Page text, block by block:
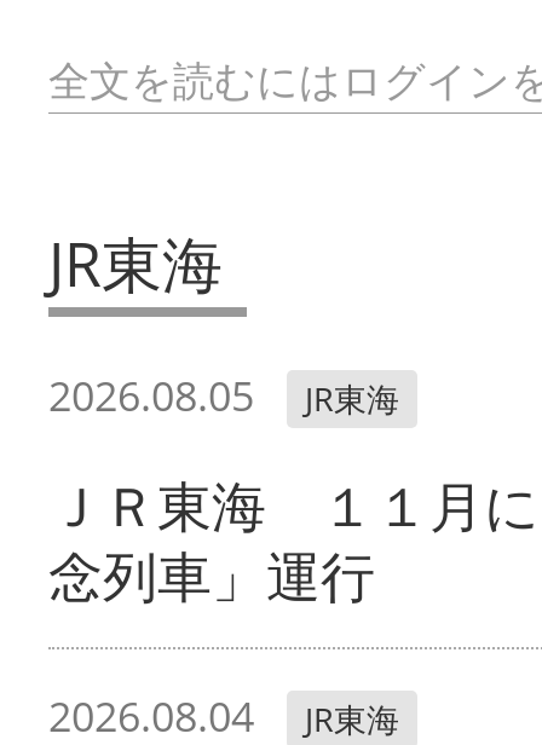
全文を読むにはログイン
JR東海
2026.08.05 JR東海
ＪＲ東海 １１月
念列車」運行
2026.08.04 JR東海